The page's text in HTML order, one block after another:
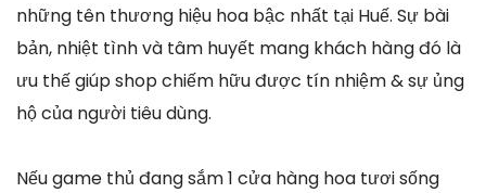
những tên thương hiệu hoa bậc nhất tại Huế. Sự bài
bản, nhiệt tình và tâm huyết mang khách hàng đó là
ưu thế giúp shop chiếm hữu được tín nhiệm & sự ủng
hộ của người tiêu dùng.
Nếu game thủ đang sắm 1 cửa hàng hoa tươi sống